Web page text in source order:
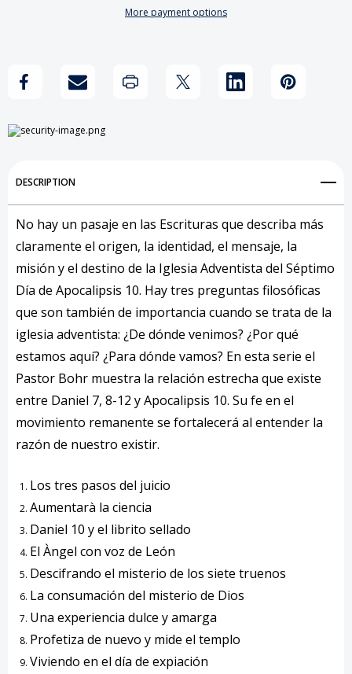
Existir
de
Existir
Add to My Wish List
View All Wish List
More payment options
DESCRIPTION
No hay un pasaje en las Escrituras que describa más
claramente el origen, la identidad, el mensaje, la
misión y el destino de la Iglesia Adventista del Séptimo
Día de Apocalipsis 10. Hay tres preguntas filosóficas
que son también de importancia cuando se trata de la
iglesia adventista: ¿De dónde venimos? ¿Por qué
estamos aquí? ¿Para dónde vamos? En esta serie el
Pastor Bohr muestra la relación estrecha que existe
entre Daniel 7, 8-12 y Apocalipsis 10. Su fe en el
movimiento remanente se fortalecerá al entender la
razón de nuestro existir.
Los tres pasos del juicio
Aumentarà la ciencia
Daniel 10 y el librito sellado
El Àngel con voz de León
Descifrando el misterio de los siete truenos
La consumación del misterio de Dios
Una experiencia dulce y amarga
Profetiza de nuevo y mide el templo
Viviendo en el día de expiación